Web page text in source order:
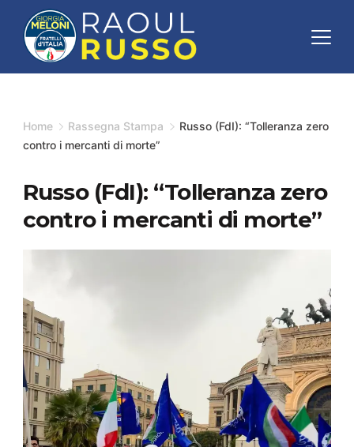
content
Minimal
Agency
Home Rassegna Stampa
Russo (FdI): “Tolleranza zero
contro i mercanti di morte”
Russo (FdI): “Tolleranza zero
contro i mercanti di morte”